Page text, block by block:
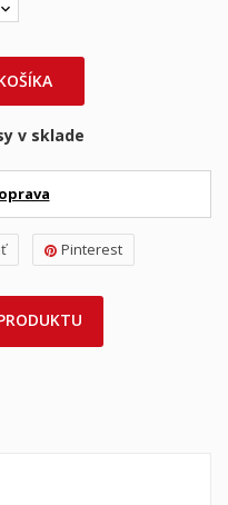
v sklade
Pinterest